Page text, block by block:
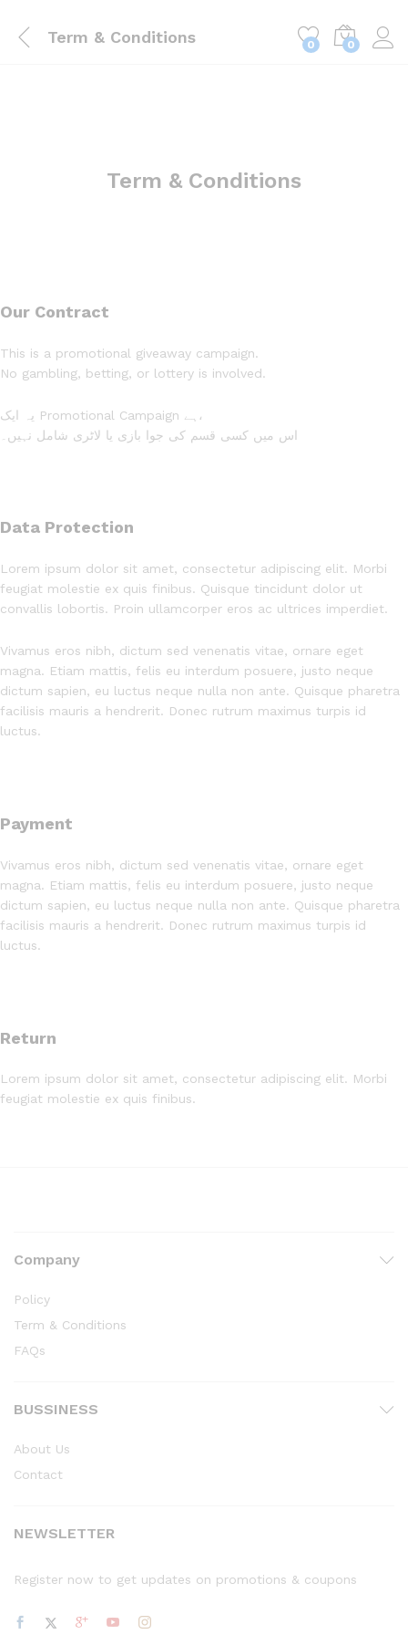
Term & Conditions 0 0
Term & Conditions
Our Contract
This is a promotional giveaway campaign.
No gambling, betting, or lottery is involved.
یہ ایک Promotional Campaign ہے،
اس میں کسی قسم کی جوا بازی یا لاٹری شامل نہیں۔
Data Protection
Lorem ipsum dolor sit amet, consectetur adipiscing elit. Morbi
feugiat molestie ex quis finibus. Quisque tincidunt dolor ut
convallis lobortis. Proin ullamcorper eros ac ultrices imperdiet.
Vivamus eros nibh, dictum sed venenatis vitae, ornare eget
magna. Etiam mattis, felis eu interdum posuere, justo neque
dictum sapien, eu luctus neque nulla non ante. Quisque pharetra
facilisis mauris a hendrerit. Donec rutrum maximus turpis id
luctus.
Payment
Vivamus eros nibh, dictum sed venenatis vitae, ornare eget
magna. Etiam mattis, felis eu interdum posuere, justo neque
dictum sapien, eu luctus neque nulla non ante. Quisque pharetra
facilisis mauris a hendrerit. Donec rutrum maximus turpis id
luctus.
Return
Lorem ipsum dolor sit amet, consectetur adipiscing elit. Morbi
feugiat molestie ex quis finibus.
Company
Policy
Term & Conditions
FAQs
BUSSINESS
About Us
Contact
NEWSLETTER
Register now to get updates on promotions & coupons